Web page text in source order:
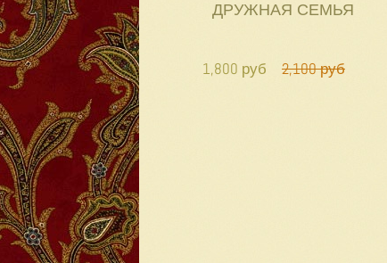
ДРУЖНАЯ СЕМЬЯ
2,100 руб
1,800 руб